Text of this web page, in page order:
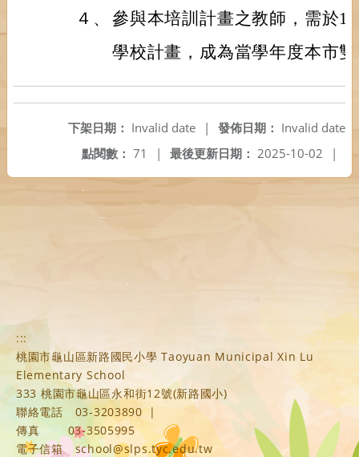
４、 參與本培訓計畫之教師，需於
學校計畫，成為當學年度本市
發佈日期： Invalid date
下架日期： Invalid date
|
最後更新日期： 2025-10-02 |
點閱數： 71 |
:::
桃園市龜山區新路國民小學 Taoyuan Municipal Xin Lu
Elementary School
333 桃園市龜山區永和街12號(新路國小)
聯絡電話
03-3203890
|
傳真
03-3505995
電子信箱
school@slps.tyc.edu.tw